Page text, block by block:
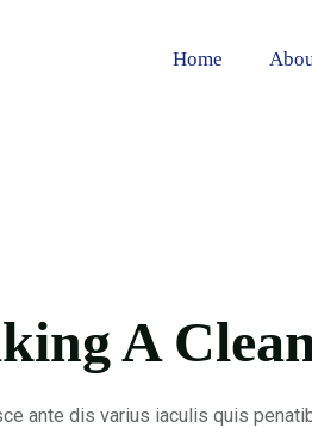
Home
A
ante dis varius iaculis quis